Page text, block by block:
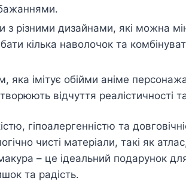
різними дизайнами, які можна
кілька наволочок та
яка імітує обійми аніме
відчуття реалістичності
гіпоалергенністю та
чисті матеріали, такі як
– це ідеальний подарунок
та радість.